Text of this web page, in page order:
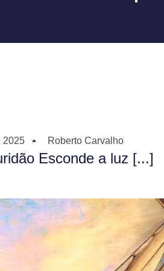
2025 Roberto Carvalho
Esconde a luz [...]